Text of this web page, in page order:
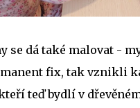
se dá také malovat -
fix, tak vznikli
teď bydlí v